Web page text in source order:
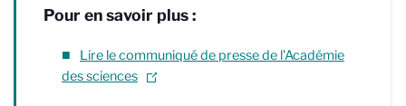
Pour en savoir plus :
Lire le communiqué de presse de l'Académie
des sciences